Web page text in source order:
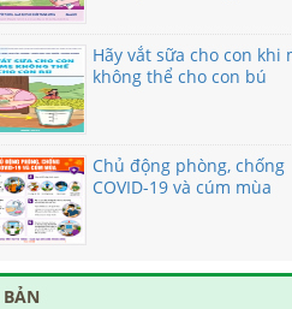
Hãy vắt sữa cho con khi
không thể cho con bú
Chủ động phòng, chống
COVID-19 và cúm mùa